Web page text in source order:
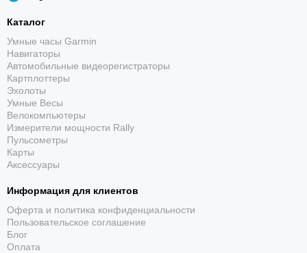
Каталог
Умные часы Garmin
Навигаторы
Автомобильные видеорегистраторы
Картплоттеры
Эхолоты
Умные Весы
Велокомпьютеры
Измерители мощности Rally
Пульсометры
Карты
Аксессуары
Информация для клиентов
Оферта и политика конфиденциальности
Пользовательское соглашение
Блог
Оплата